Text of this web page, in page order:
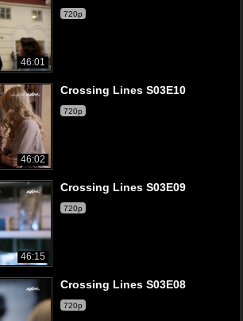
46:01
720p
46:02
Crossing Lines S03E10
720p
46:15
Crossing Lines S03E09
720p
Crossing Lines S03E08
720p